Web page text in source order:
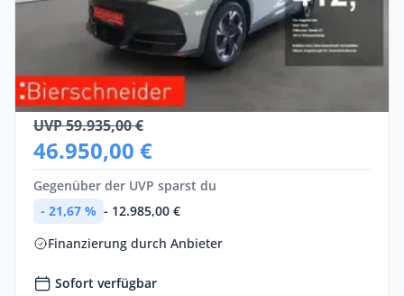
Gewerbe
Cupra Tavascan
Elektro •Automatik •285 PS (210 kW)
Neuwagen
UVP 59.935,00 €
46.950,00 €
Gegenüber der UVP sparst du
- 21,67 % - 12.985,00 €
Finanzierung durch Anbieter
Sofort verfügbar